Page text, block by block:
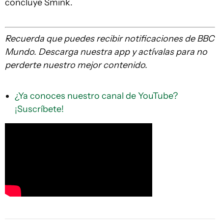
concluye Smink.
Recuerda quepuedes recibir notificaciones de BBC
Mundo. Descarga nuestra app y actívalas para no
perderte nuestro mejor contenido.
¿Ya conoces nuestro canal de YouTube?
¡Suscríbete!